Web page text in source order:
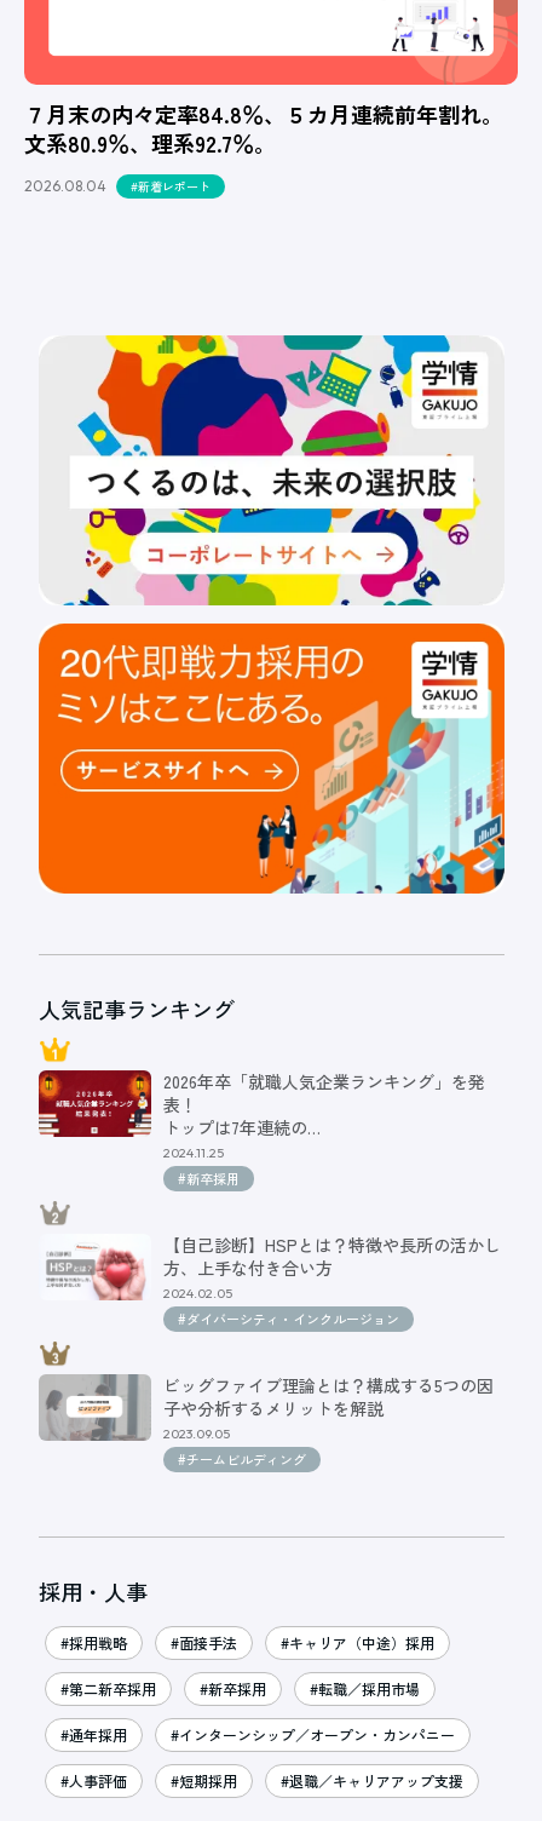
７月末の内々定率84.8％、５カ月連続前年割れ。
文系80.9％、理系92.7％。
2026.08.04 #新着レポート
人気記事ランキング
2026年卒「就職人気企業ランキング」を発
表！
トップは7年連続の…
2024.11.25
#新卒採用
【自己診断】HSPとは？特徴や長所の活かし
方、上手な付き合い方
2024.02.05
#ダイバーシティ・インクルージョン
ビッグファイブ理論とは？構成する5つの因
子や分析するメリットを解説
2023.09.05
#チームビルディング
採用・人事
#採用戦略 #面接手法 #キャリア（中途）採用
#第二新卒採用 #新卒採用 #転職／採用市場
#通年採用 #インターンシップ／オープン・カンパニー
#人事評価 #短期採用 #退職／キャリアアップ支援